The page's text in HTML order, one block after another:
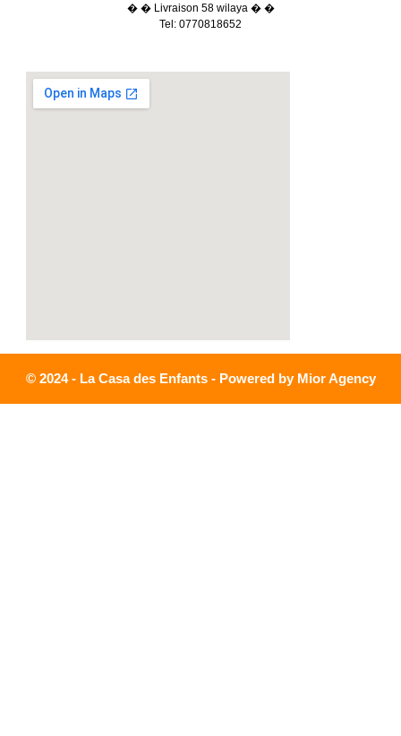
Circuits & Garages
Circuit De Train
Véhicules
� � Livraison 58 wilaya � �
Tel: 0770818652
© 2024 - La Casa des Enfants - Powered by Mior Agency